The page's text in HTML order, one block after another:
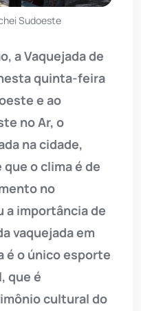
Sudoeste
a Vaquejada de
quinta-feira
e ao
no Ar, o
na cidade,
o clima é de
no
a importância de
vaquejada em
é o único esporte
que é
cultural do